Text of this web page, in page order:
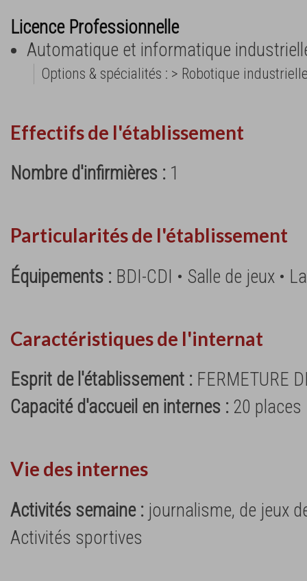
Licence Professionnelle
Automatique et informatique
Options & spécialités : > Robotique
Effectifs de l'établissement
Nombre d'infirmières : 1
Particularités de l'établissement
Équipements : BDI-CDI • Salle de jeux •
Caractéristiques de l'internat
Esprit de l'établissement : FERMETURE
Capacité d'accueil en internes : 20 places
Vie des internes
Activités semaine : journalisme, de jeux
Activités sportives